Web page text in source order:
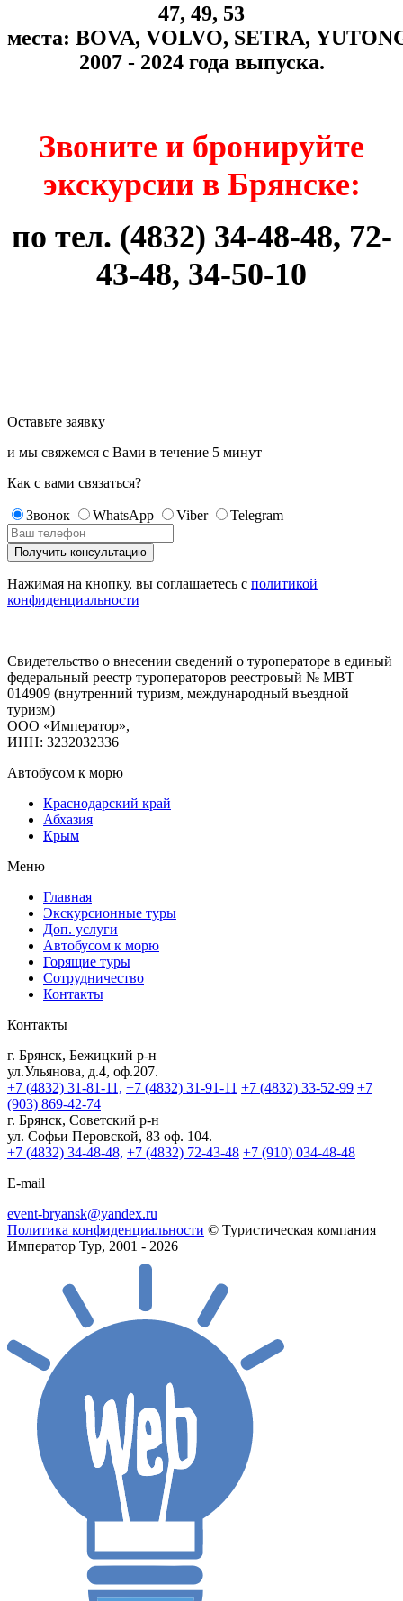
47, 49, 53
места: BOVA, VOLVO, SETRA,
2007 - 2024 года выпуска.
Звоните и бронируйте
экскурсии в Брянске:
по тел. (4832) 34-48-48, 72-
43-48, 34-50-10
Оставьте заявку
и мы свяжемся с Вами в течение 5 минут
Как с вами связаться?
Звонок WhatsApp Viber Telegram
Нажимая на кнопку, вы соглашаетесь с политикой
конфиденциальности
Свидетельство о внесении сведений о туроператоре в единый
федеральный реестр туроператоров реестровый № МВТ
014909 (внутренний туризм, международный въездной
туризм)
ООО «Император»,
ИНН: 3232032336
Автобусом к морю
Краснодарский край
Абхазия
Крым
Меню
Главная
Экскурсионные туры
Доп. услуги
Автобусом к морю
Горящие туры
Сотрудничество
Контакты
Контакты
г. Брянск, Бежицкий р-н
ул.Ульянова, д.4, оф.207.
+7 (4832) 31-81-11, +7 (4832) 31-91-11 +7 (4832) 33-52-99 +7
(903) 869-42-74
г. Брянск, Советский р-н
ул. Софьи Перовской, 83 оф. 104.
+7 (4832) 34-48-48, +7 (4832) 72-43-48 +7 (910) 034-48-48
E-mail
event-bryansk@yandex.ru
Политика конфиденциальности © Туристическая компания
Император Тур, 2001 - 2026